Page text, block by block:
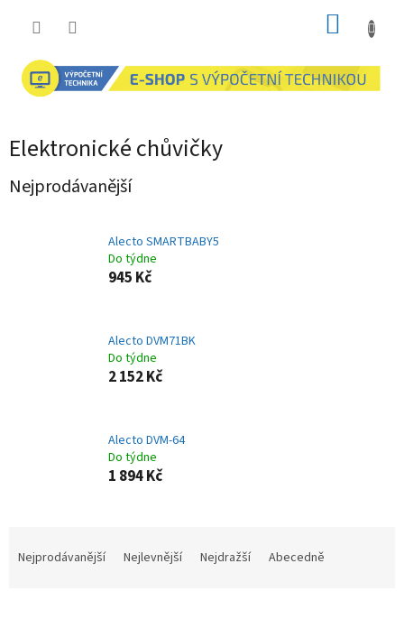
Elektronické chůvičky
Nejprodávanější
Alecto SMARTBABY5
Do týdne
945 Kč
Alecto DVM71BK
Do týdne
2 152 Kč
Alecto DVM-64
Do týdne
1 894 Kč
Nejprodávanější Nejlevnější Nejdražší Abecedně